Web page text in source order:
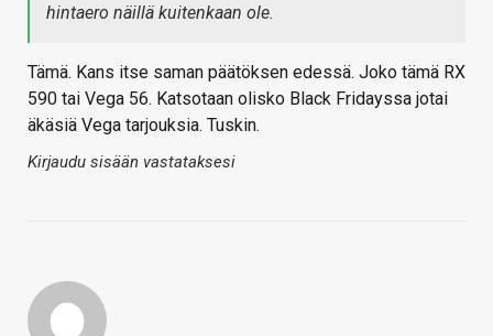
hintaero näillä kuitenkaan ole.
Tämä. Kans itse saman päätöksen edessä. Joko tämä RX
590 tai Vega 56. Katsotaan olisko Black Fridayssa jotai
äkäsiä Vega tarjouksia. Tuskin.
Kirjaudu sisään vastataksesi